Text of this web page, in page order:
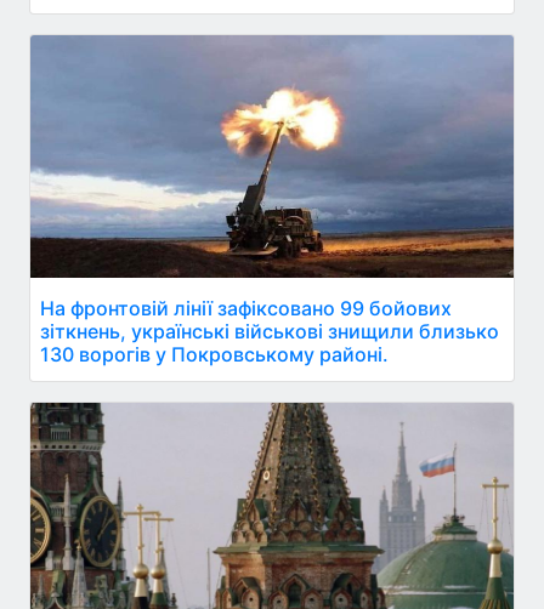
На фронтовій лінії зафіксовано 99 бойових
зіткнень, українські військові знищили близько
130 ворогів у Покровському районі.